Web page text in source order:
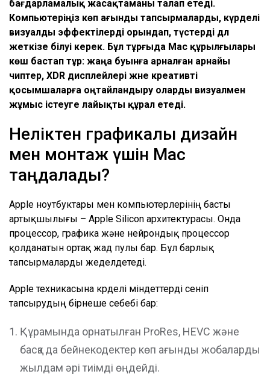
бағдарламалық жасақтаманы талап етеді.
Компьютеріңіз көп ағынды тапсырмаларды, күрделі
визуалды эффектілерді орындап, түстерді дәл
жеткізе білуі керек. Бұл тұрғыда Mac құрылғылары
көш бастап тұр: жаңа буынға арналған арнайы
чиптер, XDR дисплейлері және креативті
қосымшаларға оңтайландыру оларды визуалмен
жұмыс істеуге лайықты құрал етеді.
Неліктен графикалық дизайн
мен монтаж үшін Mac
таңдалады?
Apple ноутбуктары мен компьютерлерінің басты
артықшылығы – Apple Silicon архитектурасы. Онда
процессор, графика және нейрондық процессор
қолданатын ортақ жад пулы бар. Бұл барлық
тапсырмаларды жеделдетеді.
Apple техникасына күрделі міндеттерді сеніп
тапсырудың бірнеше себебі бар:
Құрамында орнатылған ProRes, HEVC және
басқа да бейнекодектер көп ағынды жобаларды
жылдам әрі тиімді өңдейді.